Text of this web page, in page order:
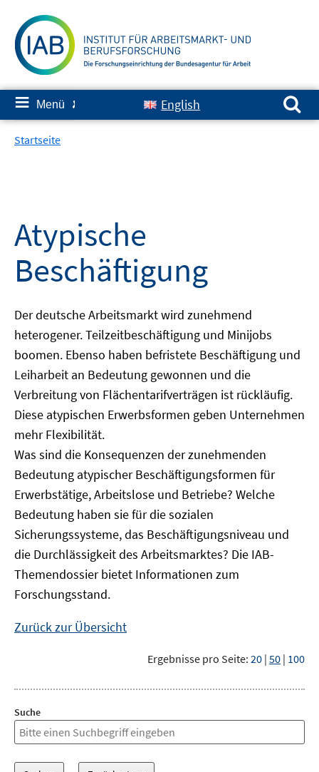
zum
Inhalt
≡ Menü ✘ English
Suchen nach:
Startseite
Atypische
Beschäftigung
Der deutsche Arbeitsmarkt wird zunehmend
heterogener. Teilzeitbeschäftigung und Minijobs
boomen. Ebenso haben befristete Beschäftigung und
Leiharbeit an Bedeutung gewonnen und die
Verbreitung von Flächentarifverträgen ist rückläufig.
Diese atypischen Erwerbsformen geben Unternehmen
mehr Flexibilität.
Was sind die Konsequenzen der zunehmenden
Bedeutung atypischer Beschäftigungsformen für
Erwerbstätige, Arbeitslose und Betriebe? Welche
Bedeutung haben sie für die sozialen
Sicherungssysteme, das Beschäftigungsniveau und
die Durchlässigkeit des Arbeitsmarktes? Die IAB-
Themendossier bietet Informationen zum
Forschungsstand.
Zurück zur Übersicht
Ergebnisse pro Seite: 20 | 50 | 100
Suche